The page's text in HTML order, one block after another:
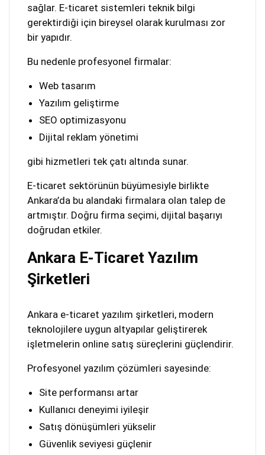
sağlar. E-ticaret sistemleri teknik bilgi
gerektirdiği için bireysel olarak kurulması zor
bir yapıdır.
Bu nedenle profesyonel firmalar:
Web tasarım
Yazılım geliştirme
SEO optimizasyonu
Dijital reklam yönetimi
gibi hizmetleri tek çatı altında sunar.
E-ticaret sektörünün büyümesiyle birlikte
Ankara’da bu alandaki firmalara olan talep de
artmıştır. Doğru firma seçimi, dijital başarıyı
doğrudan etkiler.
Ankara E-Ticaret Yazılım
Şirketleri
Ankara e-ticaret yazılım şirketleri, modern
teknolojilere uygun altyapılar geliştirerek
işletmelerin online satış süreçlerini güçlendirir.
Profesyonel yazılım çözümleri sayesinde:
Site performansı artar
Kullanıcı deneyimi iyileşir
Satış dönüşümleri yükselir
Güvenlik seviyesi güçlenir